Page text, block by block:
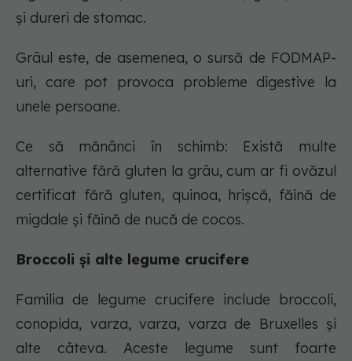
și dureri de stomac.
Grâul este, de asemenea, o sursă de FODMAP-
uri, care pot provoca probleme digestive la
unele persoane.
Ce să mănânci în schimb: Există multe
alternative fără gluten la grâu, cum ar fi ovăzul
certificat fără gluten, quinoa, hrișcă, făină de
migdale și făină de nucă de cocos.
Broccoli și alte legume crucifere
Familia de legume crucifere include broccoli,
conopida, varza, varza, varza de Bruxelles și
alte câteva. Aceste legume sunt foarte